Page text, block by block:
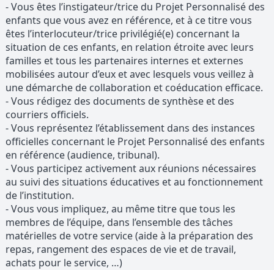
- Vous êtes l’instigateur/trice du Projet Personnalisé des
enfants que vous avez en référence, et à ce titre vous
êtes l’interlocuteur/trice privilégié(e) concernant la
situation de ces enfants, en relation étroite avec leurs
familles et tous les partenaires internes et externes
mobilisées autour d’eux et avec lesquels vous veillez à
une démarche de collaboration et coéducation efficace.
- Vous rédigez des documents de synthèse et des
courriers officiels.
- Vous représentez l’établissement dans des instances
officielles concernant le Projet Personnalisé des enfants
en référence (audience, tribunal).
- Vous participez activement aux réunions nécessaires
au suivi des situations éducatives et au fonctionnement
de l’institution.
- Vous vous impliquez, au même titre que tous les
membres de l’équipe, dans l’ensemble des tâches
matérielles de votre service (aide à la préparation des
repas, rangement des espaces de vie et de travail,
achats pour le service, …)